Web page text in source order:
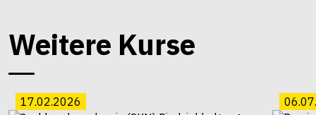
Weitere Kurse
17.02.2026